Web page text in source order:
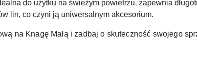
do użytku na świeżym powietrzu, zapewnia
lin, co czyni ją uniwersalnym akcesorium.
na Knagę Małą i zadbaj o skuteczność swojego